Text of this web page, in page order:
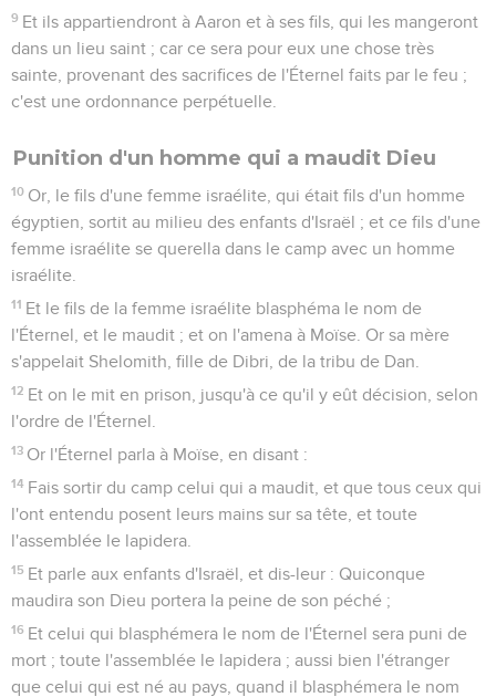
9 Et ils appartiendront à Aaron et à ses fils, qui les mangeront
dans un lieu saint ; car ce sera pour eux une chose très
sainte, provenant des sacrifices de l'Éternel faits par le feu ;
c'est une ordonnance perpétuelle.
Punition d'un homme qui a maudit Dieu
10 Or, le fils d'une femme israélite, qui était fils d'un homme
égyptien, sortit au milieu des enfants d'Israël ; et ce fils d'une
femme israélite se querella dans le camp avec un homme
israélite.
11 Et le fils de la femme israélite blasphéma le nom de
l'Éternel, et le maudit ; et on l'amena à Moïse. Or sa mère
s'appelait Shelomith, fille de Dibri, de la tribu de Dan.
12 Et on le mit en prison, jusqu'à ce qu'il y eût décision, selon
l'ordre de l'Éternel.
13 Or l'Éternel parla à Moïse, en disant :
14 Fais sortir du camp celui qui a maudit, et que tous ceux qui
l'ont entendu posent leurs mains sur sa tête, et toute
l'assemblée le lapidera.
15 Et parle aux enfants d'Israël, et dis-leur : Quiconque
maudira son Dieu portera la peine de son péché ;
16 Et celui qui blasphémera le nom de l'Éternel sera puni de
mort ; toute l'assemblée le lapidera ; aussi bien l'étranger
que celui qui est né au pays, quand il blasphémera le nom